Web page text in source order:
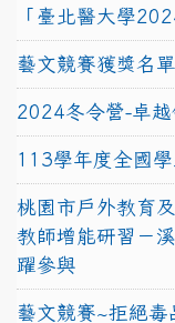
「臺北醫大學
藝文競賽獲獎名
2024冬令營-卓
113學年度全國
桃園市戶外教育
教師增能研習－
躍參與
藝文競賽~拒絕毒